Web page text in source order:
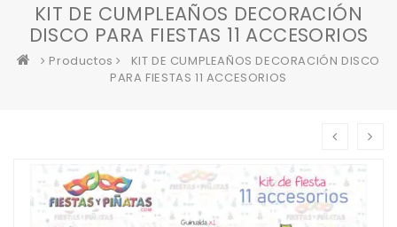
KIT DE CUMPLEAÑOS DECORACIÓN
DISCO PARA FIESTAS 11 ACCESORIOS
Productos
KIT DE CUMPLEAÑOS DECORACIÓN DISCO
PARA FIESTAS 11 ACCESORIOS